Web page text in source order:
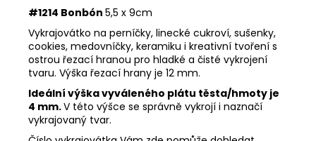
#1214 Bonbón 5,5 x 9cm
Vykrajovátko na perníčky, linecké cukroví, sušenky,
cookies, medovníčky, keramiku i kreativní tvoření s
ostrou řezací hranou pro hladké a čisté vykrojení
tvaru. Výška řezací hrany je 12 mm.
Ideální výška vyváleného plátu těsta/hmoty je
4 mm.V této výšce se správně vykrojí i naznačí
vykrajovaný tvar.